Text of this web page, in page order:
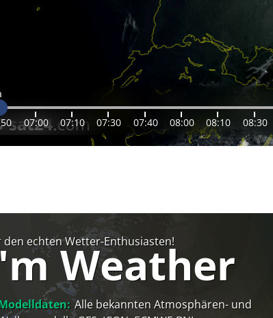
07:00 07:10 07:30 07:40 08:00 08:10 08:30
den echten Wetter-Enthusiasten!
Weather
Alle bekannten Atmosphären- und